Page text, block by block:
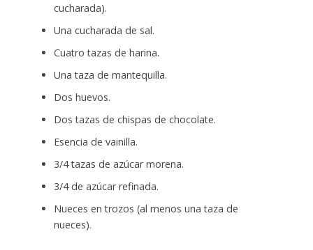
cucharada).
Una cucharada de sal.
Cuatro tazas de harina.
Una taza de mantequilla.
Dos huevos.
Dos tazas de chispas de chocolate.
Esencia de vainilla.
3/4 tazas de azúcar morena.
3/4 de azúcar refinada.
Nueces en trozos (al menos una taza de
nueces).